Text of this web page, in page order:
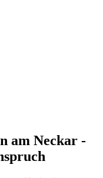
am Neckar -